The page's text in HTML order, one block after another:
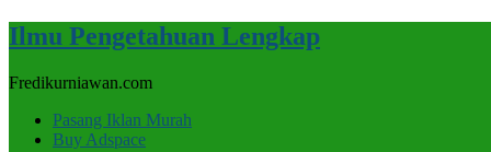
Ilmu Pengetahuan Lengkap
Fredikurniawan.com
Pasang Iklan Murah
Buy Adspace